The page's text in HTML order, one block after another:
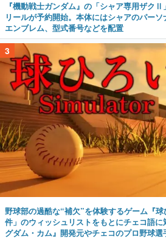
『機動戦士ガンダム』の「シャア専用ザク
リールが予約開始。本体にはシャアのパー
エンブレム、型式番号などを配置
3
野球部の過酷な“補欠”を体験するゲーム『
件」のウィッシュリストをもとにチェコ語
グダム・カム』開発元やチェコのプロ野球